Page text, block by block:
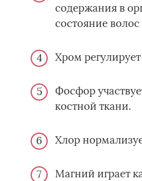
содержания в
состояние волос
Хром
Фосфор
костной ткани.
Хлор
Магний играет